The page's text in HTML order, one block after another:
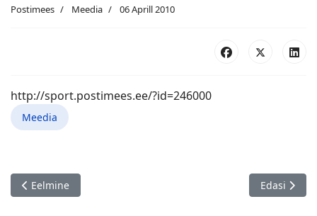
Postimees Meedia 06 Aprill 2010
http://sport.postimees.ee/?id=246000
Meedia
Eelmine artikkel: Ottomar Ladva võitis kiirmale EMi kulla
Eelmine Järgmine
Edasi